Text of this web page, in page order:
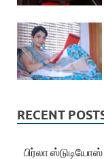
RECENT
பிர்லா